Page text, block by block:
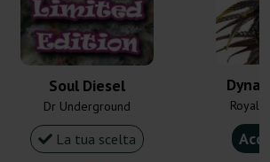
Soul Diesel
Dr Underground
La tua scelta
Royal